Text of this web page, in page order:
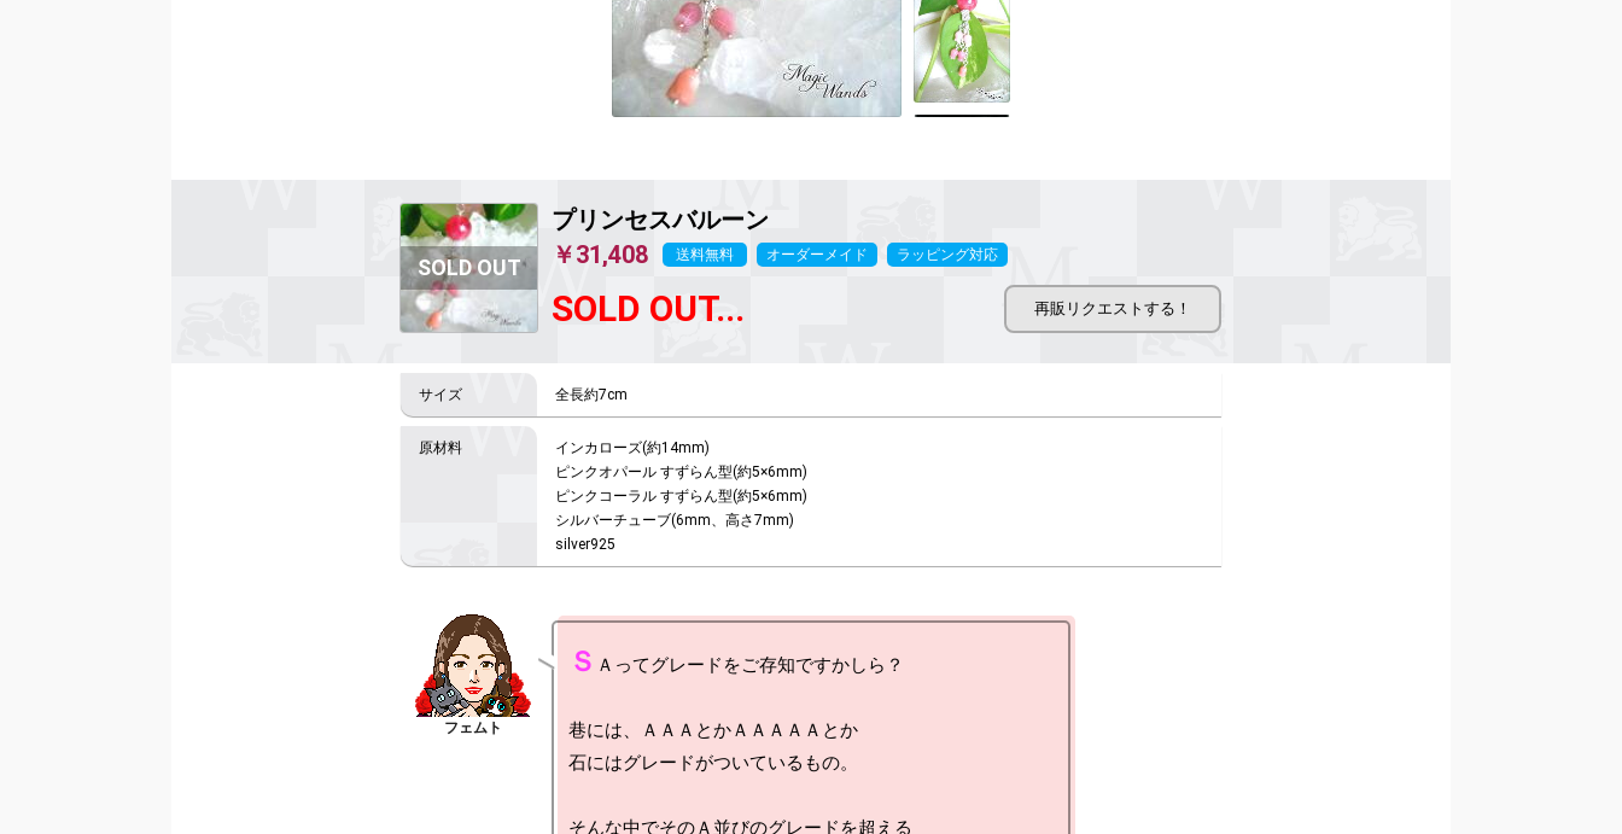
プリンセスバルーン
￥31,408
送料無料 オーダーメイド ラッピング対応
SOLD OUT...
全長約7cm
インカローズ(約14mm)
ピンクオパール すずらん型(約5×6mm)
ピンクコーラル すずらん型(約5×6mm)
シルバーチューブ(6mm、高さ7mm)
silver925
Ｓ Ａってグレードをご存知ですかしら？
巷には、ＡＡＡとかＡＡＡＡＡとか
石にはグレードがついているもの。